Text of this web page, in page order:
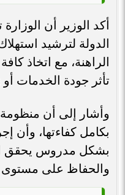
أكد الوزير أن
الدولة لترشيد
الراهنة، مع اتخاذ
تأثر جودة الخدمات
وأشار إلى أن
بكامل كفاءتها، وأن
بشكل مدروس يحقق
والحفاظ على مستوى